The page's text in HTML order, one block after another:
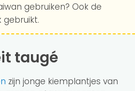
gebruiken? Ook de
gebruikt.
taugé
zijn jonge kiemplantjes van